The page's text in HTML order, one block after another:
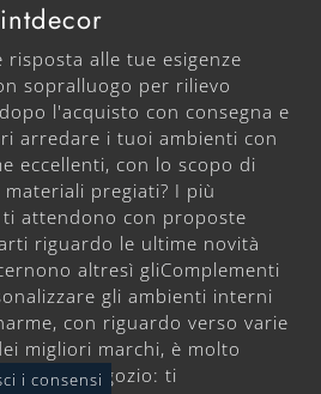
risposta alle tue esigenze
sopralluogo per rilievo
l'acquisto con consegna e
arredare i tuoi ambienti con
eccellenti, con lo scopo di
pregiati? I più
attendono con proposte
riguardo le ultime novità
altresì gliComplementi
gli ambienti interni
con riguardo verso varie
migliori marchi, è molto
in negozio: ti
i consensi